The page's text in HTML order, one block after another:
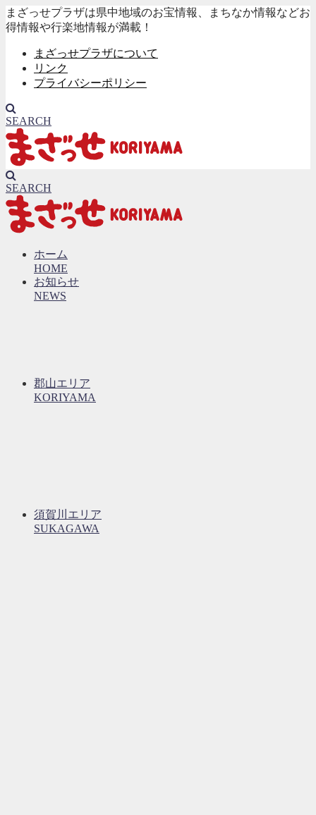
まざっせプラザは県中地域のお宝情報、まちなか情報などお
得情報や行楽地情報が満載！
まざっせプラザについて
リンク
プライバシーポリシー
SEARCH
SEARCH
ホーム
HOME
お知らせ
NEWS
郡山エリア
KORIYAMA
須賀川エリア
SUKAGAWA